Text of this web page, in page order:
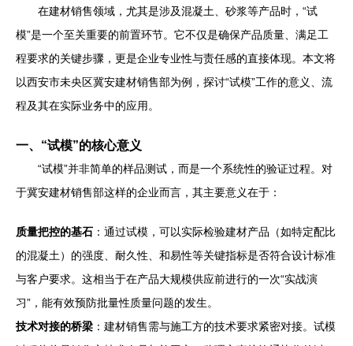
在建材销售领域，尤其是涉及混凝土、砂浆等产品时，“试
模”是一个至关重要的前置环节。它不仅是确保产品质量、满足工
程要求的关键步骤，更是企业专业性与责任感的直接体现。本文将
以西安市未央区冀安建材销售部为例，探讨“试模”工作的意义、流
程及其在实际业务中的应用。
一、“试模”的核心意义
“试模”并非简单的样品测试，而是一个系统性的验证过程。对
于冀安建材销售部这样的企业而言，其主要意义在于：
质量把控的基石 ：通过试模，可以实际检验建材产品（如特定配比
的混凝土）的强度、耐久性、和易性等关键指标是否符合设计标准
与客户要求。这相当于在产品大规模供应前进行的一次“实战演
习”，能有效预防批量性质量问题的发生。
技术对接的桥梁 ：建材销售需与施工方的技术要求紧密对接。试模